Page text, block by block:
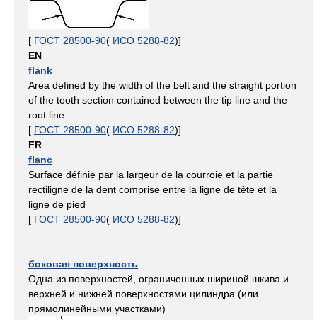
[ ГОСТ 28500-90( ИСО 5288-82)]
EN
flank
Area defined by the width of the belt and the straight portion
of the tooth section contained between the tip line and the
root line
[ ГОСТ 28500-90( ИСО 5288-82)]
FR
flanc
Surface définie par la largeur de la courroie et la partie
rectiligne de la dent comprise entre la ligne de tête et la
ligne de pied
[ ГОСТ 28500-90( ИСО 5288-82)]
боковая поверхность
Одна из поверхностей, ограниченных шириной шкива и
верхней и нижней поверхностями цилиндра (или
прямолинейными участками)